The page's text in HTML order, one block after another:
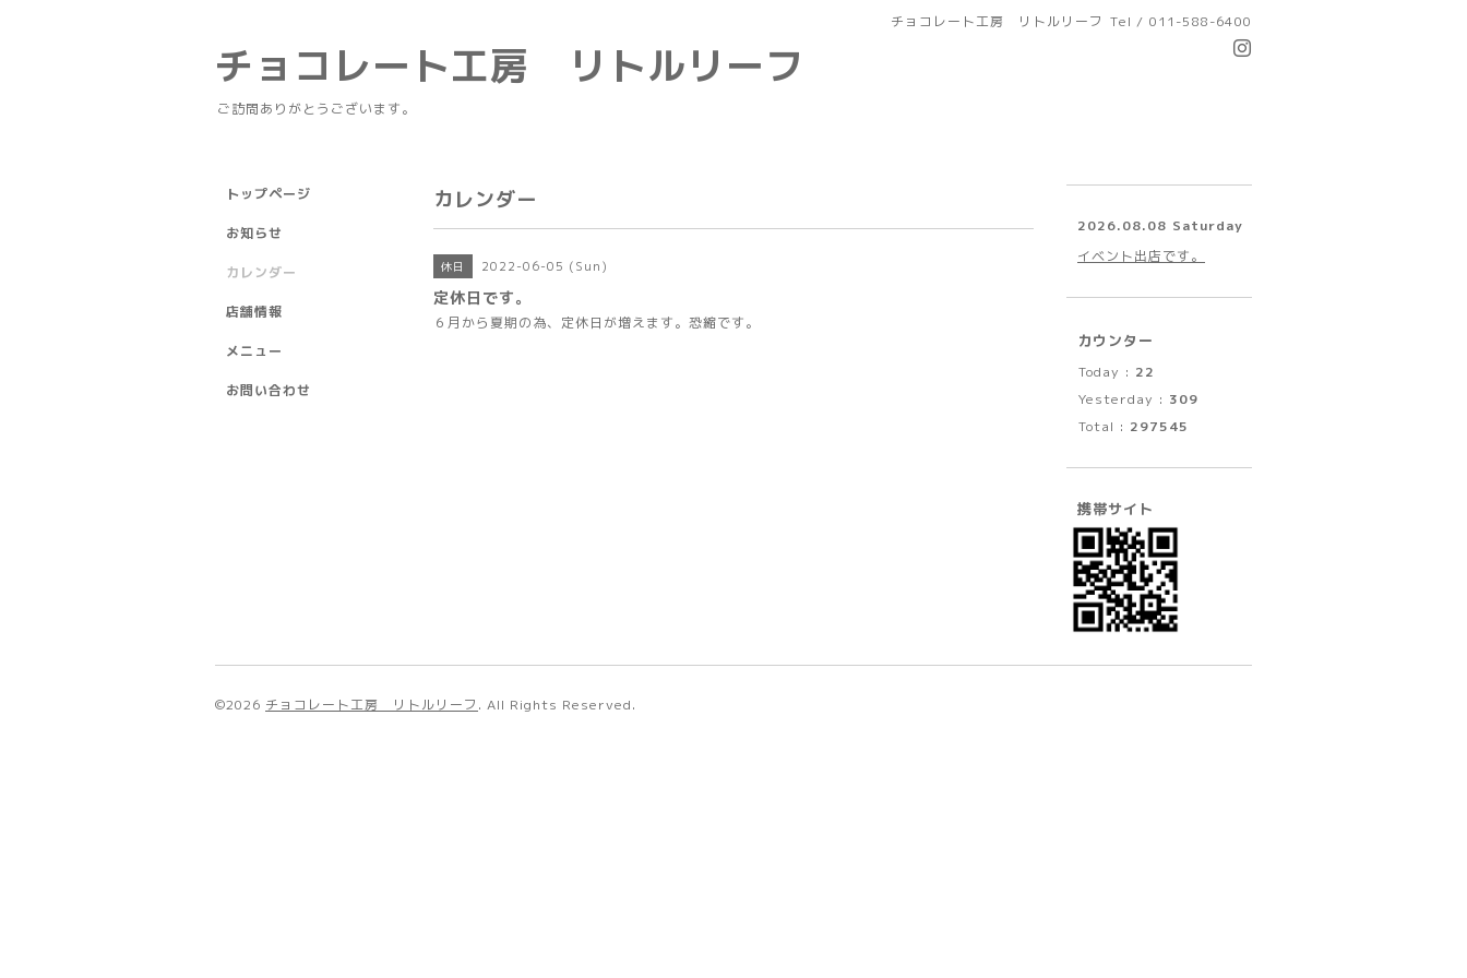
チョコレート工房 リトルリーフ Tel / 011-588-6400
チョコレート工房 リトルリーフ
ご訪問ありがとうございます。
カレンダー
休日 2022-06-05 (Sun)
定休日です。
６月から夏期の為、定休日が増えます。恐縮です。
トップページ
お知らせ
カレンダー
店舗情報
メニュー
お問い合わせ
2026.08.08 Saturday
イベント出店です。
カウンター
Today : 22
Yesterday : 309
Total : 297545
携帯サイト
©2026 チョコレート工房 リトルリーフ . All Rights Reserved.